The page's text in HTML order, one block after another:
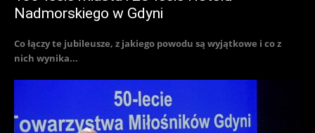
Nadmorskiego w Gdyni
Co łączy te jubileusze, z jakiego powodu są wyjątkowe i co z
nich wynika...